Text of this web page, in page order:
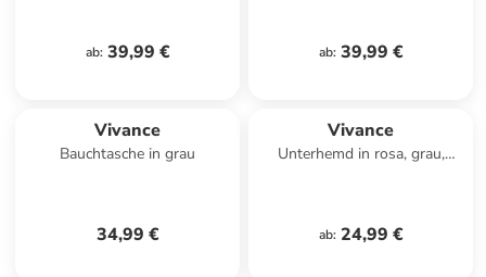
ab: 39,99 € ab: 39,99 €
Vivance
Bauchtasche in grau
34,99 €
Vivance
Unterhemd in rosa, grau,
ab: 24,99 €